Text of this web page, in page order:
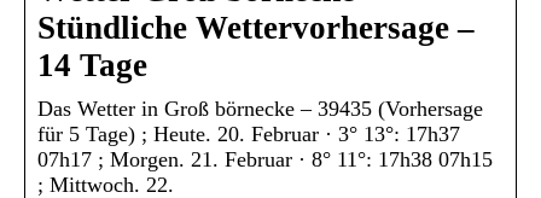
Stündliche Wettervorhersage –
14 Tage
Das Wetter in Groß börnecke – 39435 (Vorhersage
für 5 Tage) ; Heute. 20. Februar · 3° 13°: 17h37
07h17 ; Morgen. 21. Februar · 8° 11°: 17h38 07h15
; Mittwoch. 22.